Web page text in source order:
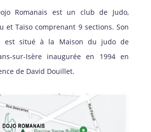
Romanais est un club de Judo,
et Taïso comprenant 9 sections. Son
est situé à la Maison du judo de
sur-Isère inaugurée en 1994 en
de David Douillet.